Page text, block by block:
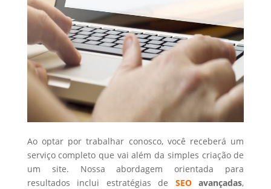
Ao optar por trabalhar conosco, você receberá um
serviço completo que vai além da simples criação de
um site. Nossa abordagem orientada para
resultados inclui estratégias de SEOavançadas,